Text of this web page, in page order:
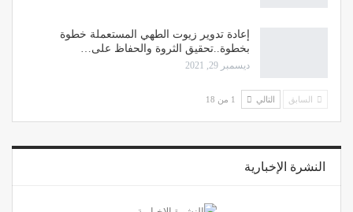
إعادة تدوير زيوت الطهي المستعملة خطوة
بخطوة..تحقيق الثروة والحفاظ على…
ديسمبر 29, 2021
السابق التالي 1 من 18
النشرة الإخبارية